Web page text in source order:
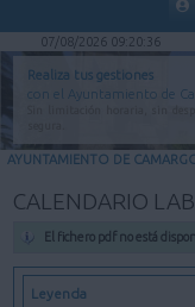
07/08/2026 09:20:36
Realiza tus gestiones
con el Ayuntamiento de
AYUNTAMIENTO DE
CALENDARIO
El fichero pdf no está
Leyenda